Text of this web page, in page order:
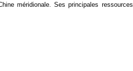
méridionale. Ses principales ressources